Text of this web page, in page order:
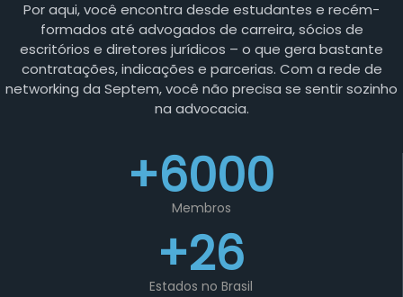
Por aqui, você encontra desde estudantes e recém-
formados até advogados de carreira, sócios de
escritórios e diretores jurídicos – o que gera bastante
contratações, indicações e parcerias. Com a rede de
networking da Septem, você não precisa se sentir sozinho
na advocacia.
+6000
Membros
+26
Estados no Brasil